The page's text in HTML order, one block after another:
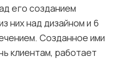
его созданием
них над дизайном и 6
Созданное ими
клиентам, работает